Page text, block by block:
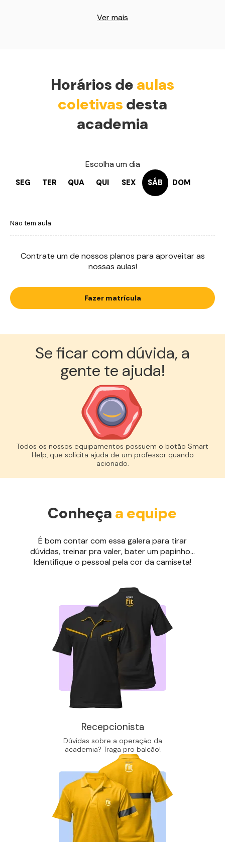
Ver mais
Horários de aulas
coletivas desta
academia
Escolha um dia
SEG TER QUA QUI SEX SÁB DOM
Não tem aula
Contrate um de nossos planos para aproveitar as
nossas aulas!
Fazer matrícula
Se ficar com dúvida, a
gente te ajuda!︎
Todos os nossos equipamentos possuem o botão Smart
Help, que solicita ajuda de um professor quando
acionado.
Conheça a equipe
É bom contar com essa galera para tirar
dúvidas, treinar pra valer, bater um papinho...
Identifique o pessoal pela cor da camiseta!
Recepcionista
Dúvidas sobre a operação da
academia? Traga pro balcão!